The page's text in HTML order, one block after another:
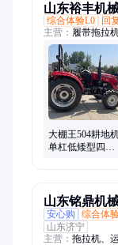
山东裕丰机
综合体验L0
回
主营： 履带拖拉
大棚王504耕地
单杠低矮型四轮
山东铭鼎机
安心购
综合体
山东济宁
主营： 拖拉机、